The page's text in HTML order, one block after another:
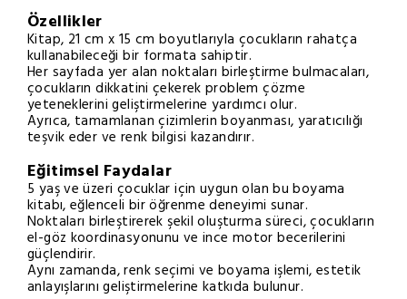
Özellikler
Kitap, 21 cm x 15 cm boyutlarıyla çocukların rahatça
kullanabileceği bir formata sahiptir.
Her sayfada yer alan noktaları birleştirme bulmacaları,
çocukların dikkatini çekerek problem çözme
yeteneklerini geliştirmelerine yardımcı olur.
Ayrıca, tamamlanan çizimlerin boyanması, yaratıcılığı
teşvik eder ve renk bilgisi kazandırır.
Eğitimsel Faydalar
5 yaş ve üzeri çocuklar için uygun olan bu boyama
kitabı, eğlenceli bir öğrenme deneyimi sunar.
Noktaları birleştirerek şekil oluşturma süreci, çocukların
el-göz koordinasyonunu ve ince motor becerilerini
güçlendirir.
Aynı zamanda, renk seçimi ve boyama işlemi, estetik
anlayışlarını geliştirmelerine katkıda bulunur.